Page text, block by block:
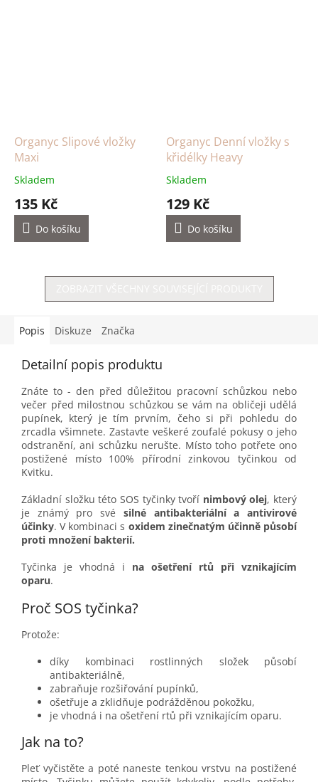
Organyc Slipové vložky
Maxi
Skladem
135 Kč
Do košíku
Organyc Denní vložky s
křidélky Heavy
Skladem
129 Kč
Do košíku
Popis Diskuze Značka
Detailní popis produktu
Znáte to - den před důležitou pracovní schůzkou nebo
večer před milostnou schůzkou se vám na obličeji udělá
pupínek, který je tím prvním, čeho si při pohledu do
zrcadla všimnete. Zastavte veškeré zoufalé pokusy o jeho
odstranění, ani schůzku nerušte. Místo toho potřete ono
postižené místo 100% přírodní zinkovou tyčinkou od
Kvitku.
Základní složku této SOS tyčinky tvoří nimbový olej, který
je známý pro své
silné antibakteriální a antivirové
účinky. V kombinaci s oxidem zinečnatým účinně působí
proti množení bakterií.
Tyčinka je vhodná i
na ošetření rtů při vznikajícím
oparu.
Proč SOS tyčinka?
Protože:
díky kombinaci rostlinných složek působí
antibakteriálně,
zabraňuje rozšiřování pupínků,
ošetřuje a zklidňuje podrážděnou pokožku,
je vhodná i na ošetření rtů při vznikajícím oparu.
Jak na to?
Pleť vyčistěte a poté naneste tenkou vrstvu na postižené